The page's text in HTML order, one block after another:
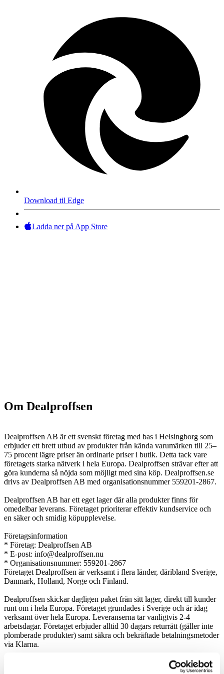
Download til Edge
Ladda ner på App Store
Om Dealproffsen
Dealproffsen AB är ett svenskt företag med bas i Helsingborg som
erbjuder ett brett utbud av produkter från kända varumärken till 25–
75 procent lägre priser än ordinarie priser i butik. Detta tack vare
företagets starka nätverk i hela Europa. Dealproffsen strävar efter att
göra kunderna så nöjda som möjligt med sina köp. Dealproffsen.se
drivs av Dealproffsen AB med organisationsnummer 559201-2867.
Dealproffsen AB har ett eget lager där alla produkter finns för
omedelbar leverans. Företaget prioriterar effektiv kundservice och
en säker och smidig köpupplevelse.
Företagsinformation
* Företag: Dealproffsen AB
* E-post: info@dealproffsen.nu
* Organisationsnummer: 559201-2867
Företaget Dealproffsen är verksamt i flera länder, däribland Sverige,
Danmark, Holland, Norge och Finland.
Dealproffsen skickar dagligen paket från sitt lager, direkt till kunder
runt om i hela Europa. Företaget grundades i Sverige och är idag
verksamt över hela Europa. Leveranserna tar vanligtvis 2-4
arbetsdagar. Företaget erbjuder alltid 30 dagars returrätt (gäller inte
plomberade produkter) samt säkra och bekräftade betalningsmetoder
via Klarna.
Dealproffsen tillhandahåller ett öppet betygsystem via Trustpilot,
och alla varor finns i lager om inget annat anges. Du når företagets